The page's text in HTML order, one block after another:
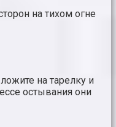
на тихом огне
на тарелку и
остывания они